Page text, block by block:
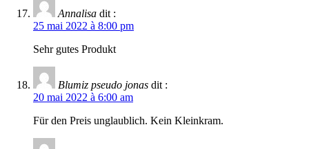
Annalisa dit :
25 mai 2022 à 8:00 pm
Sehr gutes Produkt
Blumiz pseudo jonas dit :
20 mai 2022 à 6:00 am
Für den Preis unglaublich. Kein Kleinkram.